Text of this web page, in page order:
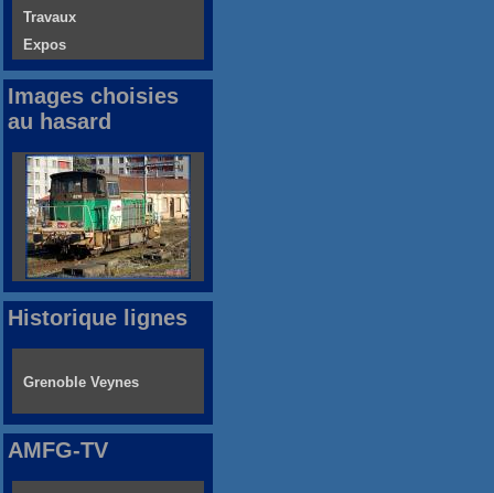
Travaux
Expos
Images choisies
au hasard
Historique lignes
Grenoble Veynes
AMFG-TV